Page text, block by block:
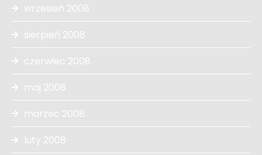
wrzesień 2008
sierpień 2008
czerwiec 2008
maj 2008
marzec 2008
luty 2008